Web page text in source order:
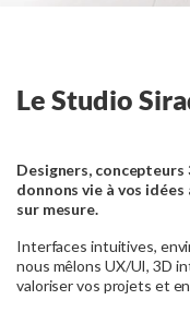
Le Studio
Designers,
donnons vie à vos
sur mesure.
Interfaces intuitives,
nous mêlons UX/UI, 3D
valoriser vos projets et